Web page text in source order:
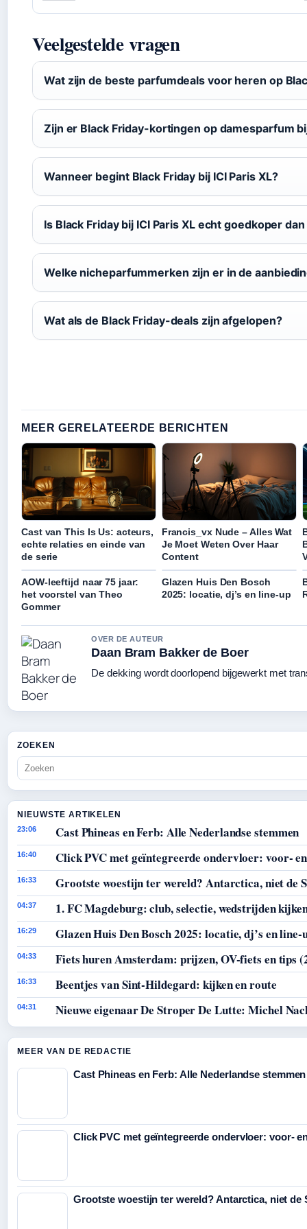
Veelgestelde vragen
Wat zijn de beste parfumdeals voor heren op
Zijn er Black Friday-kortingen op damesparfum
Wanneer begint Black Friday bij ICI Paris XL?
Is Black Friday bij ICI Paris XL echt goedkoper
Welke nicheparfummerken zijn er in de
Wat als de Black Friday-deals zijn afgelopen?
MEER GERELATEERDE BERICHTEN
Cast van This Is Us: acteurs,
echte relaties en einde van
de serie
Francis_vx Nude – Alles Wat
Je Moet Weten Over Haar
Content
AOW-leeftijd naar 75 jaar:
het voorstel van Theo
Gommer
Glazen Huis Den Bosch
2025: locatie, dj’s en line-up
OVER DE AUTEUR
Daan Bram Bakker de Boer
De dekking wordt doorlopend bijgewerkt met
ZOEKEN
NIEUWSTE ARTIKELEN
23:06 Cast Phineas en Ferb: Alle Nederlandse stemmen
16:40 Click PVC met geïntegreerde ondervloer: voor-
16:33 Grootste woestijn ter wereld? Antarctica, niet de
04:37 1. FC Magdeburg: club, selectie, wedstrijden
16:29 Glazen Huis Den Bosch 2025: locatie, dj’s en line-
04:33 Fiets huren Amsterdam: prijzen, OV-fiets en tips
16:33 Beentjes van Sint-Hildegard: kijken en route
04:31 Nieuwe eigenaar De Stroper De Lutte: Michel
MEER VAN DE REDACTIE
Cast Phineas en Ferb: Alle Nederlandse stemmen
Click PVC met geïntegreerde ondervloer: voor-
Grootste woestijn ter wereld? Antarctica, niet de